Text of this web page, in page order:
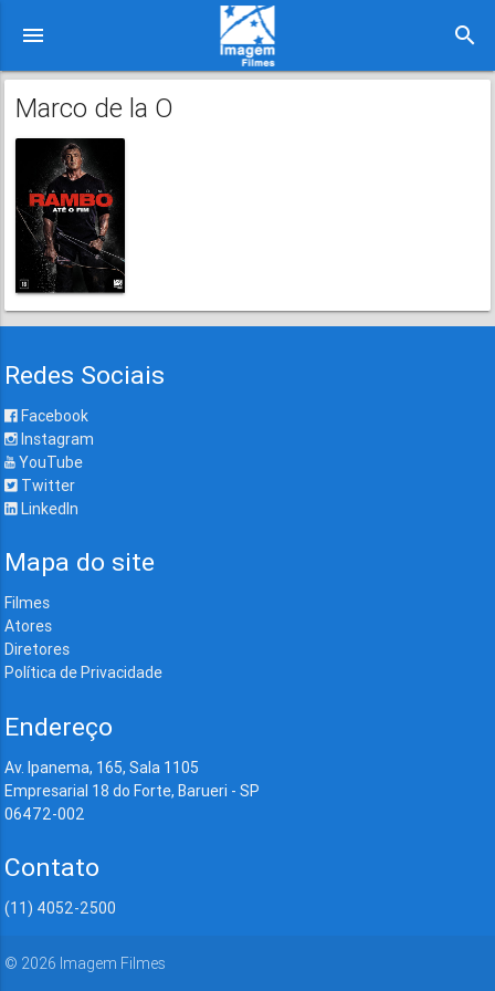
menu search
Marco de la O
Redes Sociais
Facebook
Instagram
YouTube
Twitter
LinkedIn
Mapa do site
Filmes
Atores
Diretores
Política de Privacidade
Endereço
Av. Ipanema, 165, Sala 1105
Empresarial 18 do Forte, Barueri - SP
06472-002
Contato
(11) 4052-2500
© 2026 Imagem Filmes